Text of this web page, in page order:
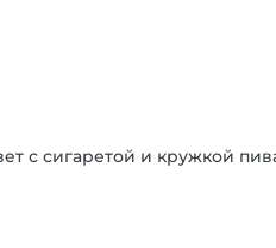
с сигаретой и кружкой